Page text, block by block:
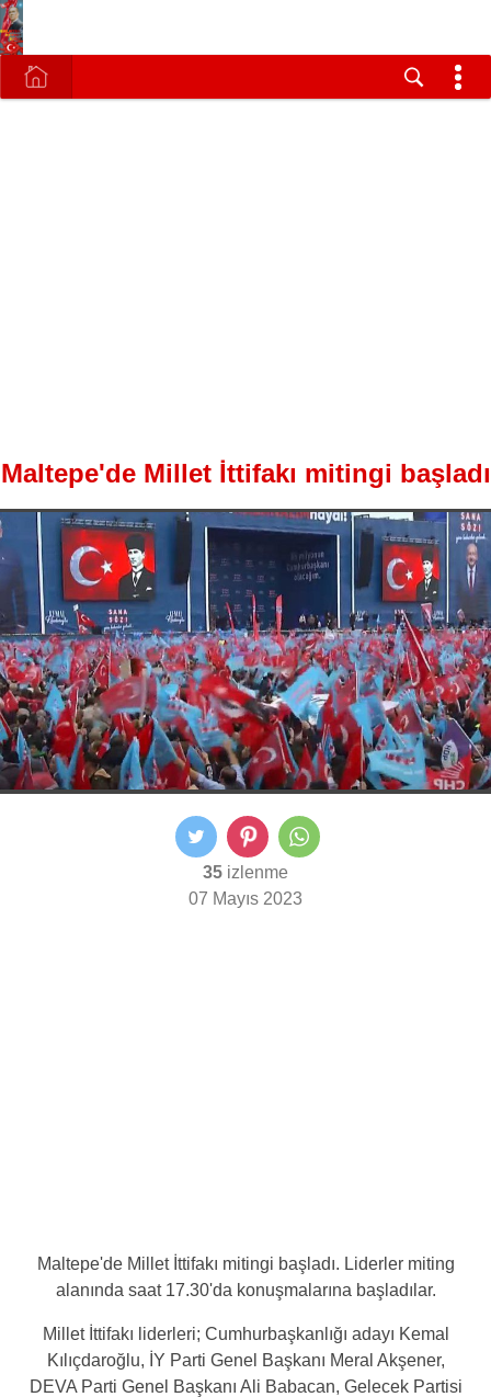
Maltepe'de Millet İttifakı mitingi başladı
35 izlenme
07 Mayıs 2023
Maltepe'de Millet İttifakı mitingi başladı. Liderler miting
alanında saat 17.30'da konuşmalarına başladılar.
Millet İttifakı liderleri; Cumhurbaşkanlığı adayı Kemal
Kılıçdaroğlu, İY Parti Genel Başkanı Meral Akşener,
DEVA Parti Genel Başkanı Ali Babacan, Gelecek Partisi